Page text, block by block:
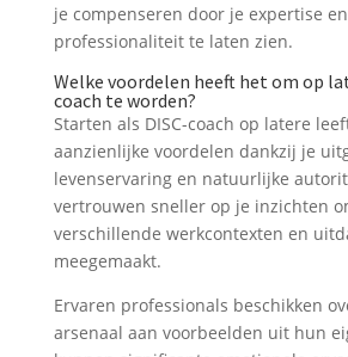
je compenseren door je expertise en
professionaliteit te laten zien.
Welke voordelen heeft het om op
coach te worden?
Starten als DISC-coach op latere
aanzienlijke voordelen dankzij je
levenservaring en natuurlijke
vertrouwen sneller op je inzichten
verschillende werkcontexten en
meegemaakt.
Ervaren professionals beschikken
arsenaal aan voorbeelden uit hun